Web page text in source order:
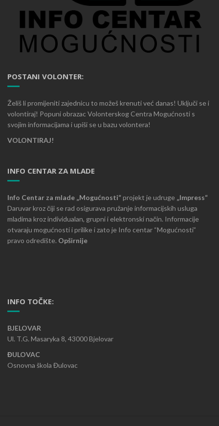
POSTANI VOLONTER:
Želiš li promijeniti zajednicu to možeš krenuti već danas! Uključi se i
volontiraj! Popuni obrazac Volonterskog Centra Mogućnosti s
svojim informacijama i upiši se u bazu volontera!
VOLONTIRAJ!
INFO CENTAR ZA MLADE
Info Centar za mlade „Mogućnosti“projekt je udruge „Impress“
Daruvar kroz čiji se rad osigurava pružanje informacijskih usluga
mladima kroz individualan, grupni i elektronski način. Informacije
otvaraju mogućnosti i prilike i zato je Info centar “Mogućnosti”
pravo odredište. Opširnije
INFO TOČKE:
BJELOVAR
Ul. T.G. Masaryka 8, 43000 Bjelovar
ĐULOVAC
Osnovna škola Đulovac